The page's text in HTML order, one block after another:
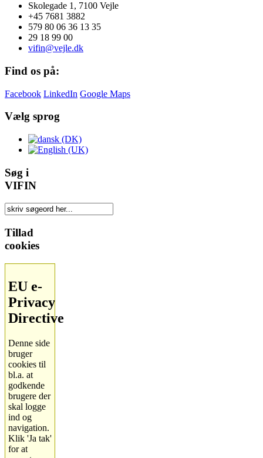
Skolegade 1, 7100 Vejle
+45 7681 3882
579 80 06 36 13 35
29 18 99 00
vifin@vejle.dk
Find os på:
Facebook LinkedIn Google Maps
Vælg sprog
Søg i
VIFIN
Tillad
cookies
EU e-
Privacy
Directive
Denne side
bruger
cookies til
bl.a. at
godkende
brugere der
skal logge
ind og
navigation.
Klik 'Ja tak'
for at